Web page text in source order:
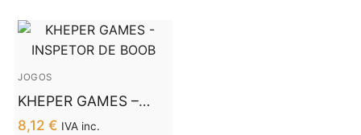
Contos Eróticos
Contactos
JOGOS
KHEPER GAMES –
INSPETOR DE BOOB
8,12 € IVA inc.